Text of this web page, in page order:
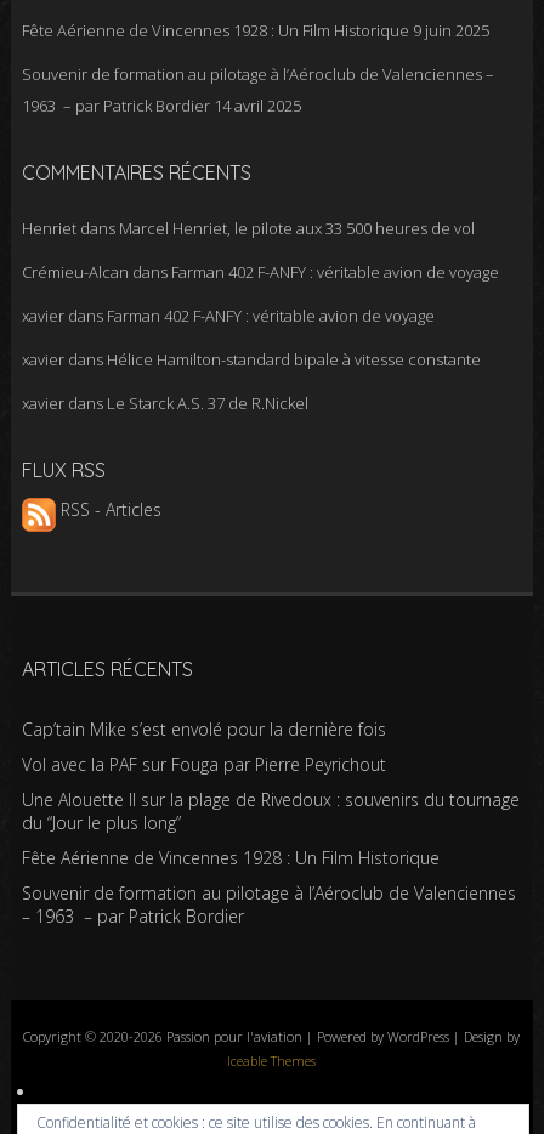
Fête Aérienne de Vincennes 1928 : Un Film Historique 9 juin 2025
Souvenir de formation au pilotage à l’Aéroclub de Valenciennes –
1963 – par Patrick Bordier 14 avril 2025
COMMENTAIRES RÉCENTS
Henrietdans Marcel Henriet, le pilote aux 33 500 heures de vol
Crémieu-Alcan dans Farman 402 F-ANFY : véritable avion de voyage
xavierdans Farman 402 F-ANFY : véritable avion de voyage
xavierdans Hélice Hamilton-standard bipale à vitesse constante
xavierdans Le Starck A.S. 37 de R.Nickel
FLUX RSS
RSS - Articles
ARTICLES RÉCENTS
Cap’tain Mike s’est envolé pour la dernière fois
Vol avec la PAF sur Fouga par Pierre Peyrichout
Une Alouette II sur la plage de Rivedoux : souvenirs du tournage
du “Jour le plus long”
Fête Aérienne de Vincennes 1928 : Un Film Historique
Souvenir de formation au pilotage à l’Aéroclub de Valenciennes
– 1963 – par Patrick Bordier
Copyright © 2020-2026 Passion pour l'aviation | Powered by WordPress | Design by
Iceable Themes
Accueil Blog Albums photos Histoires de l’aviation
Contrôle aérien
Confidentialité et cookies : ce site utilise des cookies. En continuant à